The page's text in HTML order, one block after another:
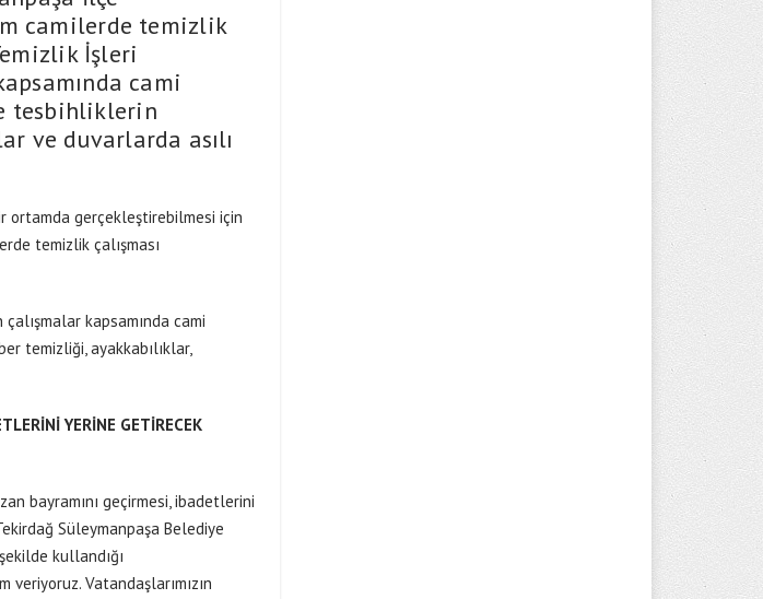
camilerde temizlik
İşleri
cami
tesbihliklerin
ve duvarlarda asılı
ortamda gerçekleştirebilmesi için
temizlik çalışması
kapsamında cami
temizliği, ayakkabılıklar,
YERİNE GETİRECEK
bayramını geçirmesi, ibadetlerini
Süleymanpaşa Belediye
kullandığı
Vatandaşlarımızın